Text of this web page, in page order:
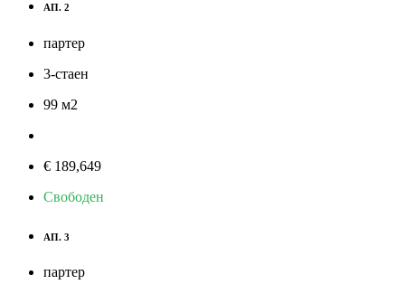
АП. 2
партер
3-стаен
99 м2
€ 189,649
Свободен
АП. 3
партер